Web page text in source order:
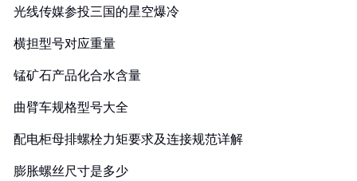
光线传媒参投三国的星空爆冷
横担型号对应重量
锰矿石产品化合水含量
曲臂车规格型号大全
配电柜母排螺栓力矩要求及连接规范详解
膨胀螺丝尺寸是多少